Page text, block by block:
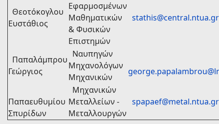
Θεοτόκογλου
Ευστάθιος
Εφαρμοσμένων
Μαθηματικών
& Φυσικών
Επιστημών
stathis@central.ntua.gr
Παπαλάμπρου
Γεώργιος
Ναυπηγών
Μηχανολόγων
Μηχανικών
Παπαευθυμίου
Σπυρίδων
Μηχανικών
Μεταλλείων -
Μεταλλουργών
spapaef@metal.ntua.gr